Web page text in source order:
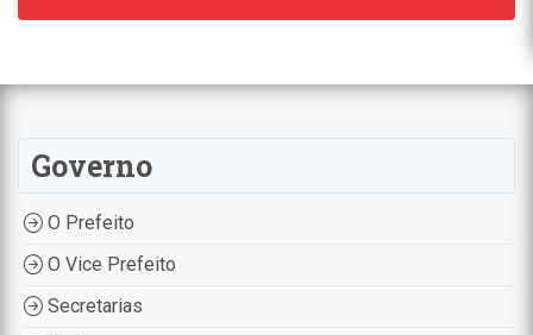
Governo
O Prefeito
O Vice Prefeito
Secretarias